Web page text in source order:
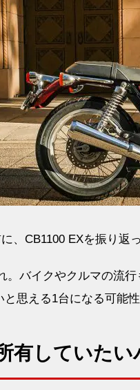
、CB1100 EXを振り返
。バイクやクルマの流
思える1台になる可能
有していたい